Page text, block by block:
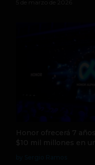
5 de marzo de 2026
Honor ofrecerá 7
$10 mil millones en